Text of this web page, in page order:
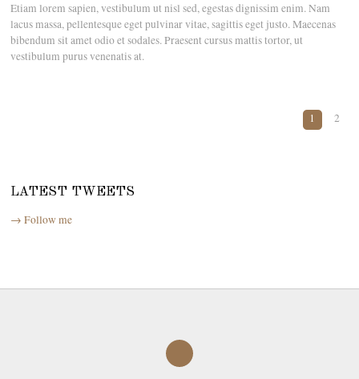
Etiam lorem sapien, vestibulum ut nisl sed, egestas dignissim enim. Nam
lacus massa, pellentesque eget pulvinar vitae, sagittis eget justo. Maecenas
bibendum sit amet odio et sodales. Praesent cursus mattis tortor, ut
vestibulum purus venenatis at.
1 2
LATEST TWEETS
→ Follow me